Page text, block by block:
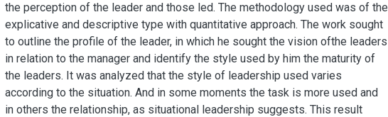
the perception of the leader and those led. The methodology used was of the
explicative and descriptive type with quantitative approach. The work sought
to outline the profile of the leader, in which he sought the vision ofthe leaders
in relation to the manager and identify the style used by him the maturity of
the leaders. It was analyzed that the style of leadership used varies
according to the situation. And in some moments the task is more used and
in others the relationship, as situational leadership suggests. This result